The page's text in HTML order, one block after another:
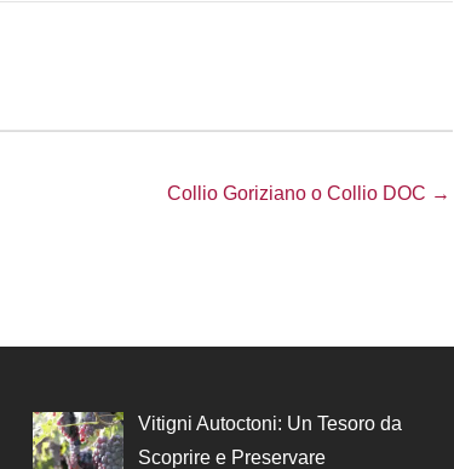
Collio Goriziano o Collio DOC →
Vitigni Autoctoni: Un Tesoro da
Scoprire e Preservare